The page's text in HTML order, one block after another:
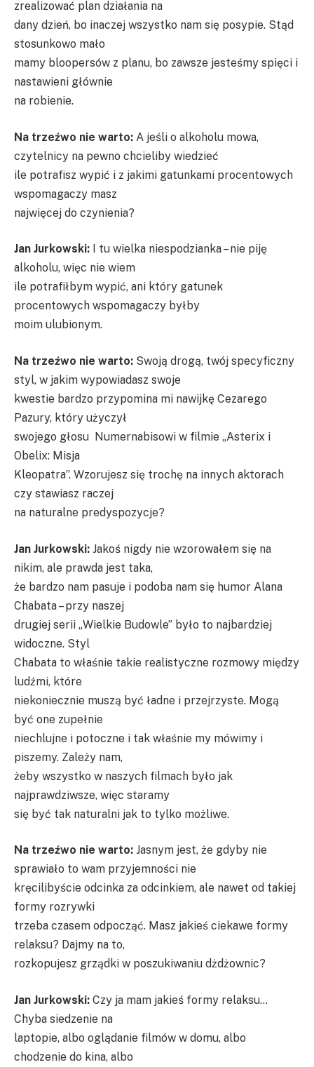
zrealizować plan działania na
dany dzień, bo inaczej wszystko nam się posypie. Stąd
stosunkowo mało
mamy bloopersów z planu, bo zawsze jesteśmy spięci i
nastawieni głównie
na robienie.
Na trzeźwo nie warto: A jeśli o alkoholu mowa,
czytelnicy na pewno chcieliby wiedzieć
ile potrafisz wypić i z jakimi gatunkami procentowych
wspomagaczy masz
najwięcej do czynienia?
Jan Jurkowski: I tu wielka niespodzianka – nie piję
alkoholu, więc nie wiem
ile potrafiłbym wypić, ani który gatunek
procentowych wspomagaczy byłby
moim ulubionym.
Na trzeźwo nie warto: Swoją drogą, twój specyficzny
styl, w jakim wypowiadasz swoje
kwestie bardzo przypomina mi nawijkę Cezarego
Pazury, który użyczył
swojego głosu Numernabisowi w filmie „Asterix i
Obelix: Misja
Kleopatra”. Wzorujesz się trochę na innych aktorach
czy stawiasz raczej
na naturalne predyspozycje?
Jan Jurkowski: Jakoś nigdy nie wzorowałem się na
nikim, ale prawda jest taka,
że bardzo nam pasuje i podoba nam się humor Alana
Chabata – przy naszej
drugiej serii „Wielkie Budowle” było to najbardziej
widoczne. Styl
Chabata to właśnie takie realistyczne rozmowy między
ludźmi, które
niekoniecznie muszą być ładne i przejrzyste. Mogą
być one zupełnie
niechlujne i potoczne i tak właśnie my mówimy i
piszemy. Zależy nam,
żeby wszystko w naszych filmach było jak
najprawdziwsze, więc staramy
się być tak naturalni jak to tylko możliwe.
Na trzeźwo nie warto: Jasnym jest, że gdyby nie
sprawiało to wam przyjemności nie
kręcilibyście odcinka za odcinkiem, ale nawet od takiej
formy rozrywki
trzeba czasem odpocząć. Masz jakieś ciekawe formy
relaksu? Dajmy na to,
rozkopujesz grządki w poszukiwaniu dżdżownic?
Jan Jurkowski: Czy ja mam jakieś formy relaksu…
Chyba siedzenie na
laptopie, albo oglądanie filmów w domu, albo
chodzenie do kina, albo